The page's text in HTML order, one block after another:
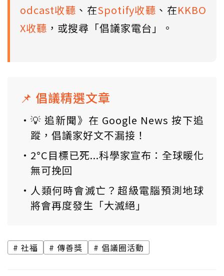
odcast收聽 、在Spotify收聽 、在KKBO
X收聽 ，或搜尋「倡議家電台」。
📌 倡議精選文章
💡 追新聞》在 Google News 按下追
蹤，倡議家好文不漏接！
2°C目標已死...科學家宣布：全球暖化
無可挽回
人類何時會滅亡？超級電腦預測地球
將會再度發生「大滅絕」
社福 傳善獎 倡議圈活動